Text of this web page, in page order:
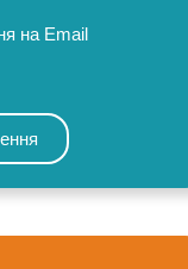
на Email